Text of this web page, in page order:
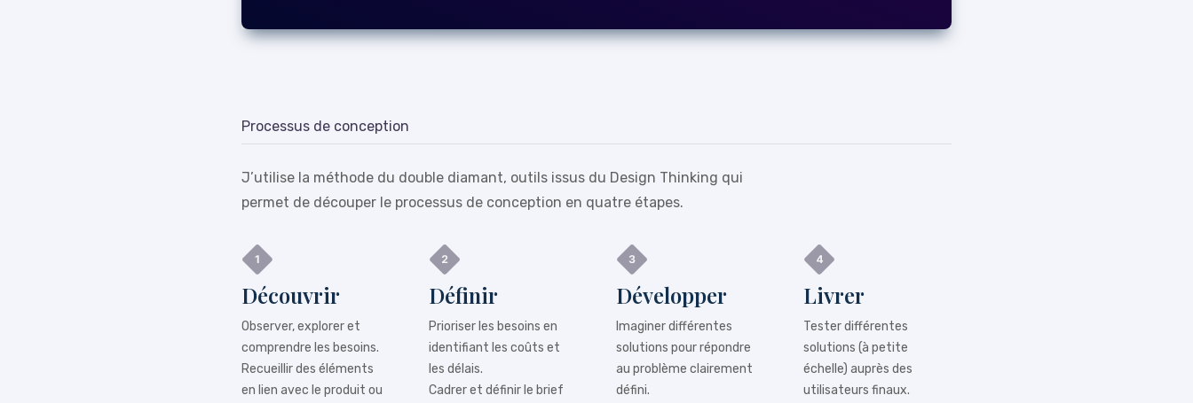
Processus de conception
J’utilise la méthode du double diamant, outils issus du Design Thinking qui
permet de découper le processus de conception en quatre étapes.
Découvrir
Observer, explorer et
comprendre les besoins.
Recueillir des éléments
en lien avec le produit ou
Définir
Prioriser les besoins en
identifiant les coûts et
les délais.
Cadrer et définir le brief
Développer
Imaginer différentes
solutions pour répondre
au problème clairement
défini.
Livrer
Tester différentes
solutions (à petite
échelle) auprès des
utilisateurs finaux.